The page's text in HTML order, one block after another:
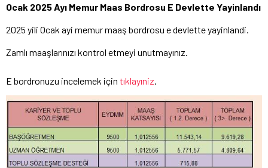
Ocak 2025 Ayı Memur Maas Bordrosu E Devlette Yayinlandı
2025 yili Ocak ayi memur maaş bordrosu e devlette yayinlandi.
Zamlı maaşlarınızı kontrol etmeyi unutmayınız.
E bordronuzu incelemek için tıklayıniz